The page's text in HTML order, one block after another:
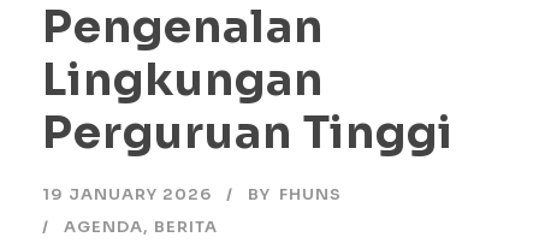
Pengenalan
Lingkungan
Perguruan Tinggi
19 JANUARY 2026 BY FHUNS
AGENDA, BERITA